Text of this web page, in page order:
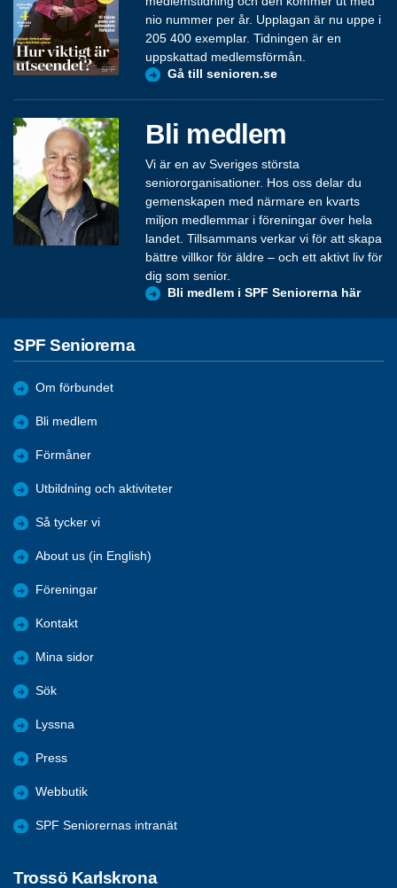
nio nummer per år. Upplagan är nu uppe i
205 400 exemplar. Tidningen är en
uppskattad medlemsförmån.
Gå till senioren.se
Bli medlem
Vi är en av Sveriges största
seniororganisationer. Hos oss delar du
gemenskapen med närmare en kvarts
miljon medlemmar i föreningar över hela
landet. Tillsammans verkar vi för att skapa
bättre villkor för äldre – och ett aktivt liv för
dig som senior.
Bli medlem i SPF Seniorerna här
SPF Seniorerna
Om förbundet
Bli medlem
Förmåner
Utbildning och aktiviteter
Så tycker vi
About us (in English)
Föreningar
Kontakt
Mina sidor
Sök
Lyssna
Press
Webbutik
SPF Seniorernas intranät
Trossö Karlskrona